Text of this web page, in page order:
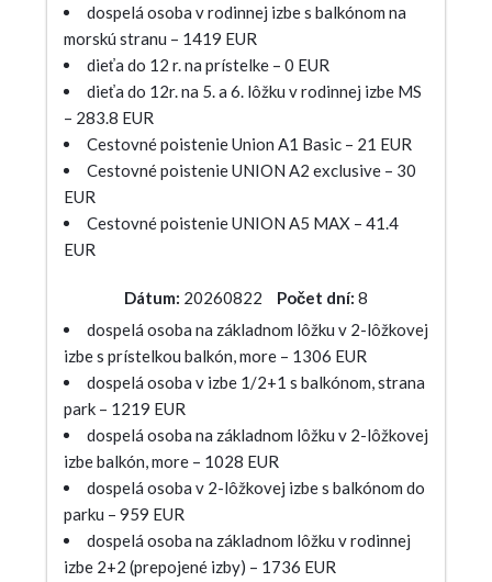
dospelá osoba v rodinnej izbe s balkónom na
morskú stranu – 1419 EUR
dieťa do 12 r. na prístelke – 0 EUR
dieťa do 12r. na 5. a 6. lôžku v rodinnej izbe MS
– 283.8 EUR
Cestovné poistenie Union A1 Basic – 21 EUR
Cestovné poistenie UNION A2 exclusive – 30
EUR
Cestovné poistenie UNION A5 MAX – 41.4
EUR
Dátum: 20260822 Počet dní: 8
dospelá osoba na základnom lôžku v 2-lôžkovej
izbe s prístelkou balkón, more – 1306 EUR
dospelá osoba v izbe 1/2+1 s balkónom, strana
park – 1219 EUR
dospelá osoba na základnom lôžku v 2-lôžkovej
izbe balkón, more – 1028 EUR
dospelá osoba v 2-lôžkovej izbe s balkónom do
parku – 959 EUR
dospelá osoba na základnom lôžku v rodinnej
izbe 2+2 (prepojené izby) – 1736 EUR